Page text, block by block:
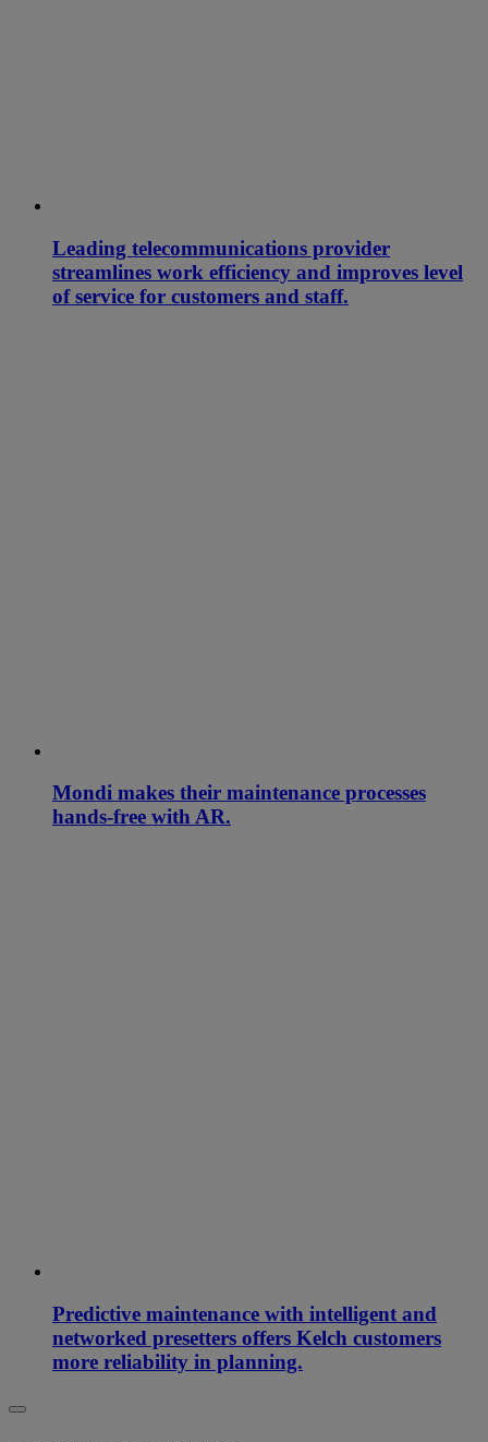
Leading telecommunications provider
streamlines work efficiency and improves level
of service for customers and staff.
Mondi makes their maintenance processes
hands-free with AR.
Predictive maintenance with intelligent and
networked presetters offers Kelch customers
more reliability in planning.